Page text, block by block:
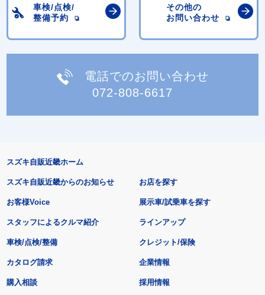
車検/点検/
整備予約
その他の
お問い合わせ
電話でのお問い合わせ
072-808-6617
スズキ自販近畿ホーム
スズキ自販近畿からのお知らせ
お客様Voice
スタッフによるクルマ紹介
お店を探す
展示車/試乗車を探す
ラインアップ
車検/点検/整備 クレジット/保険
カタログ請求
購入相談
企業情報
採用情報